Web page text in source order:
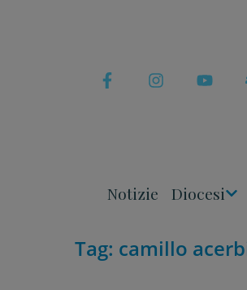
Notizie Diocesi
Tag: camillo